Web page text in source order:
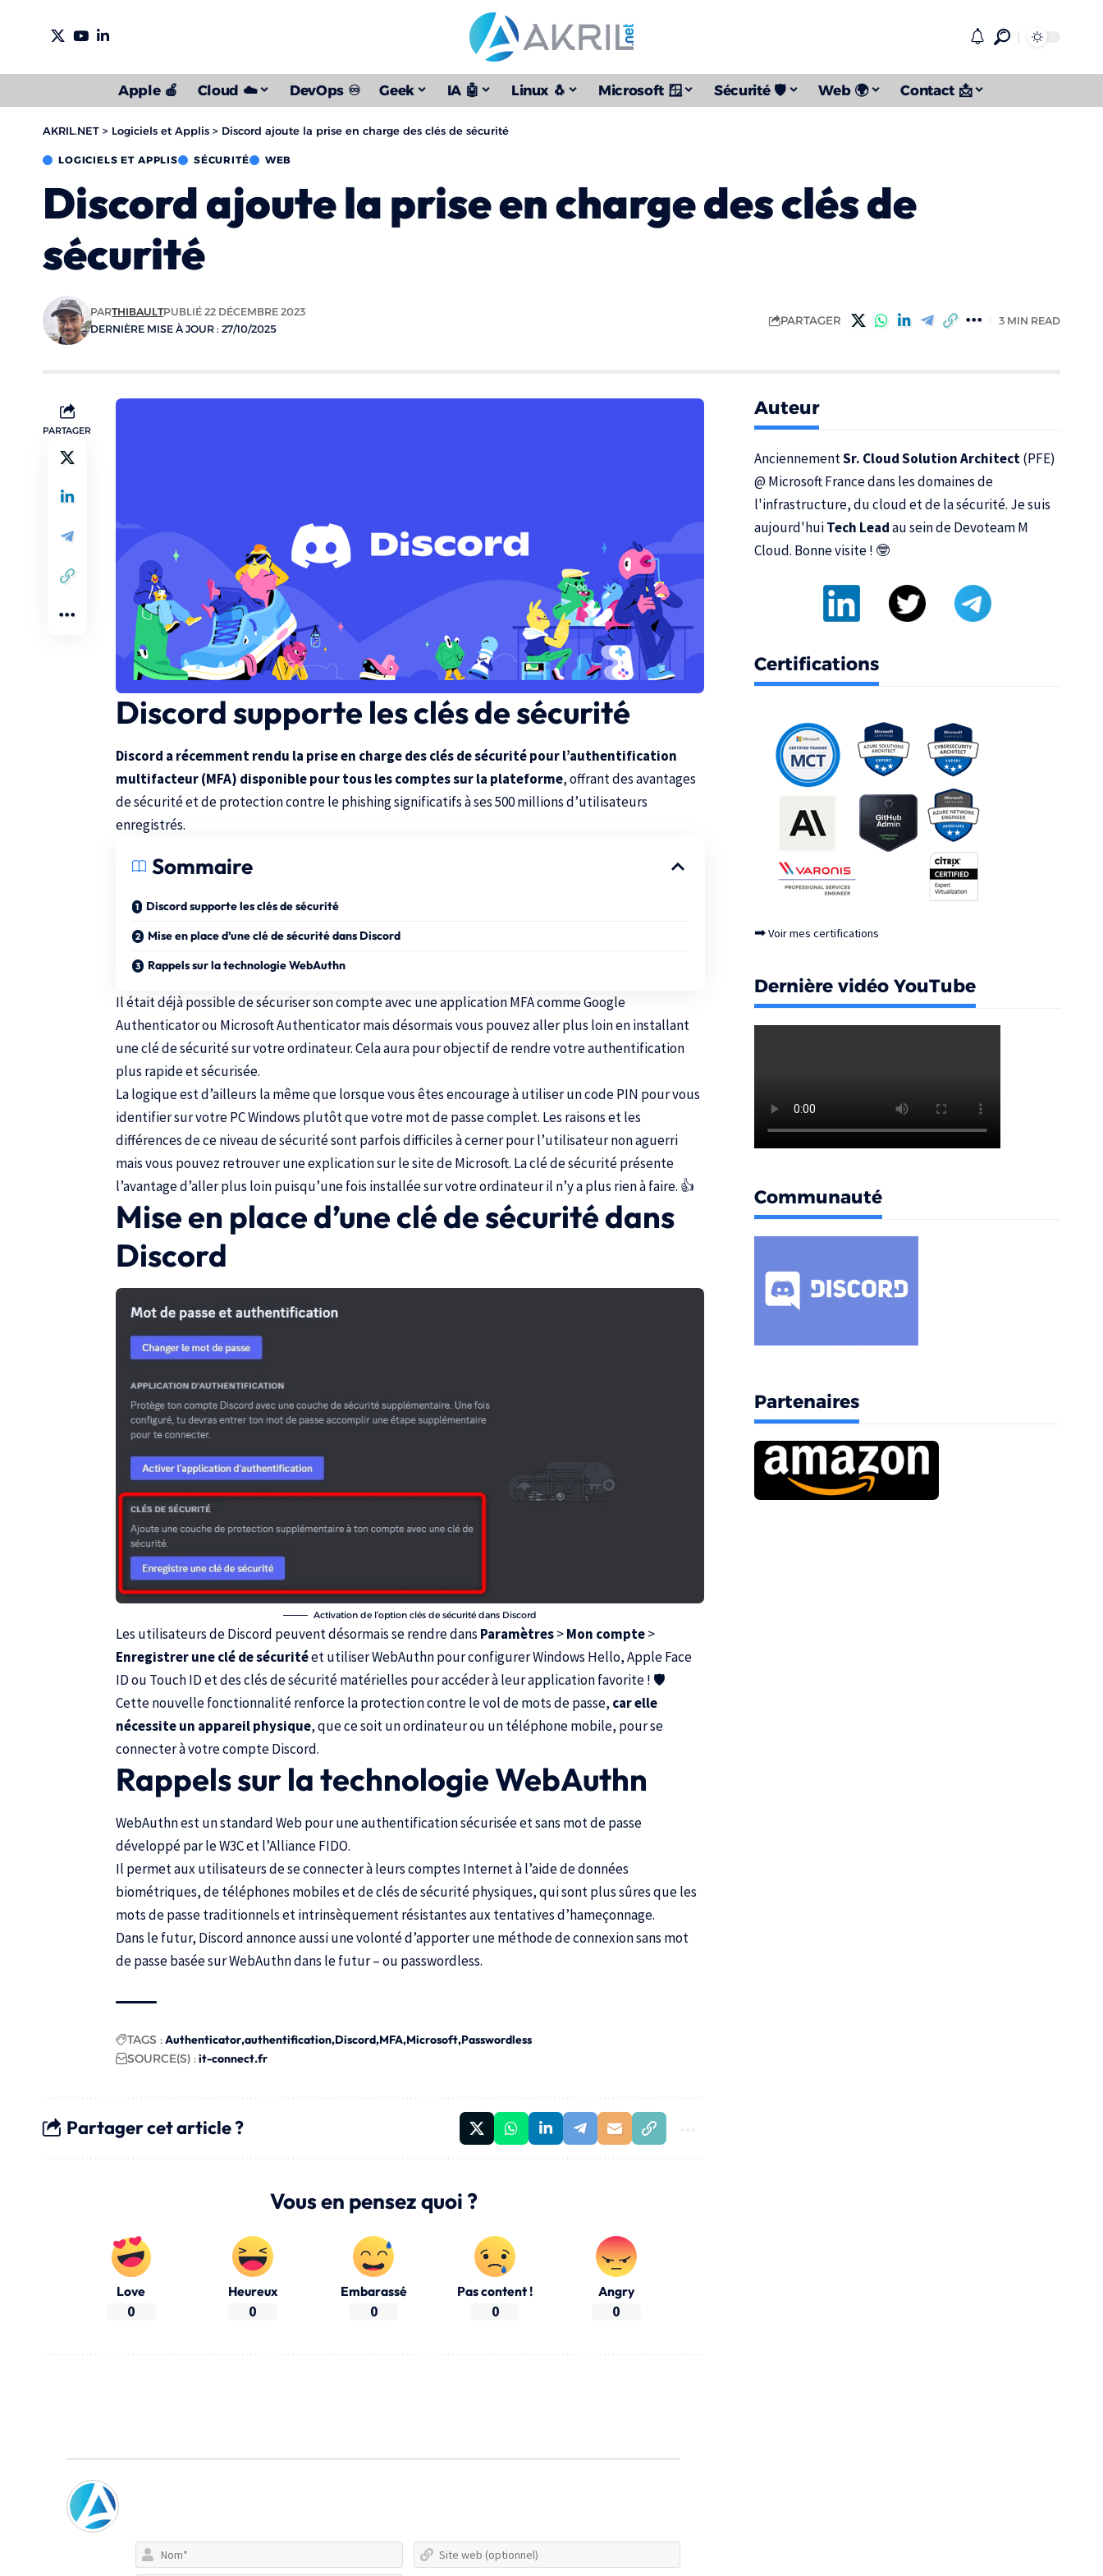
Apple 🍎 Cloud ☁️ DevOps ♾️ Geek IA 🤖 Linux 🐧 Microsoft 🪟 Sécurité 🛡️ Web 🌍 Contact 📩
AKRIL.NET > Logiciels et Applis > Discord ajoute la prise en charge des clés de sécurité
LOGICIELS ET APPLIS SÉCURITÉ WEB
Discord ajoute la prise en charge des clés de
sécurité
DERNIÈRE MISE À JOUR : 27/10/2025
PARTHIBAULTPUBLIÉ 22 DÉCEMBRE 2023
PARTAGER 3 MIN READ
PARTAGER
Discord supporte les clés de sécurité
Discord a récemment rendu la prise en charge des clés de sécurité pour l’authentification
multifacteur (MFA) disponible pour tous les comptes sur la plateforme, offrant des avantages
de sécurité et de protection contre le phishing significatifs à ses 500 millions d’utilisateurs
enregistrés.
Sommaire
Discord supporte les clés de sécurité
Mise en place d’une clé de sécurité dans Discord
Rappels sur la technologie WebAuthn
Il était déjà possible de sécuriser son compte avec une application MFA commeGoogle
Authenticatorou Microsoft Authenticatormais désormais vous pouvez aller plus loin en installant
une clé de sécurité sur votre ordinateur. Cela aura pour objectif de rendre votre authentification
plus rapide et sécurisée.
La logique est d’ailleurs la même que lorsque vous êtes encourage à utiliser un code PIN pour vous
identifier sur votre PC Windows plutôt que votre mot de passe complet. Les raisons et les
différences de ce niveau de sécurité sont parfois difficiles à cerner pour l’utilisateur non aguerri
maisvous pouvez retrouver une explication sur le site de Microsoft. La clé de sécurité présente
l’avantage d’aller plus loin puisqu’une fois installée sur votre ordinateur il n’y a plus rien à faire. 👍
Mise en place d’une clé de sécurité dans
Discord
Activation de l’option clés de sécurité dans Discord
Les utilisateurs de Discord peuvent désormais se rendre dans Paramètres>Mon compte>
Enregistrer une clé de sécuritéet utiliser WebAuthn pour configurer Windows Hello, Apple Face
ID ou Touch ID et des clés de sécurité matérielles pour accéder à leur application favorite ! 🛡️
Cette nouvelle fonctionnalité renforce la protection contre le vol de mots de passe, car elle
nécessite un appareil physique, que ce soit un ordinateur ou un téléphone mobile, pour se
connecter à votre compte Discord.
Rappels sur la technologie WebAuthn
WebAuthnest un standard Web pour une authentification sécurisée et sans mot de passe
développé par le W3C etl’Alliance FIDO.
Il permet aux utilisateurs de se connecter à leurs comptes Internet à l’aide de données
biométriques, de téléphones mobiles et de clés de sécurité physiques, qui sont plus sûres que les
mots de passe traditionnels et intrinsèquement résistantes aux tentatives d’hameçonnage.
Dans le futur, Discord annonce aussi une volonté d’apporter une méthode de connexion sans mot
de passe basée sur WebAuthn dans le futur – ou passwordless.
TAGS :Authenticator authentification Discord MFA Microsoft Passwordless
SOURCE(S) :it-connect.fr
Partager cet article ?
Vous en pensez quoi ?
Love
0
Heureux
0
Embarassé
0
Pas content !
0
Angry
0
Nom*
web
Auteur
AnciennementSr. Cloud Solution Architect(PFE)
@ Microsoft Francedans les domaines de
l'infrastructure, du cloud et de la sécurité. Je suis
aujourd'huiTech Leadau sein deDevoteam M
Cloud. Bonne visite ! 🤓
Certifications
➡Voir mes certifications
Dernière vidéo YouTube
Communauté
Partenaires